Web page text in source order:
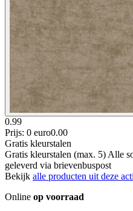
0.99
Prijs: 0 euro0.00
Gratis kleurstalen
Gratis kleurstalen (max. 5) Alle
geleverd via brievenbuspost
Bekijk alle producten uit deze
Online op voorraad